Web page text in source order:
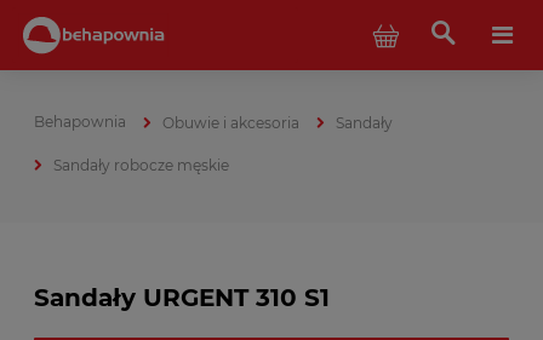
Obuwie i akcesoria Sandały
Sandały robocze męskie
Sandały URGENT 310 S1